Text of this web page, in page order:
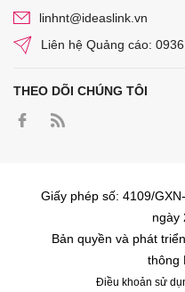
linhnt@ideaslink.vn
Liên hệ Quảng cáo:
THEO DÕI CHÚNG TÔI
Giấy phép số: 4109/
ngày
Bản quyền và phát
thông
Điều khoản sử